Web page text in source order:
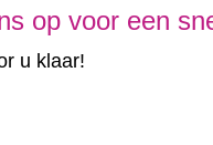
op voor een
u klaar!